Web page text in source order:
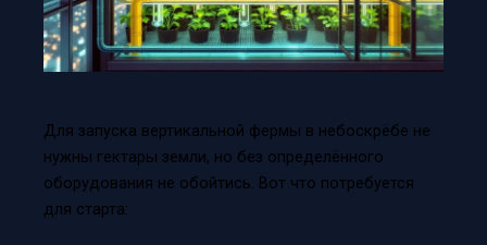
Для запуска вертикальной фермы в небоскрёбе не
нужны гектары земли, но без определённого
оборудования не обойтись. Вот что потребуется
для старта: